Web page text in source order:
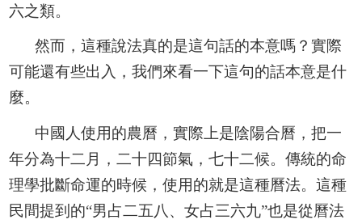
六之類。
然而，這種說法真的是這句話的本意嗎？實際
可能還有些出入，我們來看一下這句的話本意是什
麼。
中國人使用的農曆，實際上是陰陽合曆，把一
年分為十二月，二十四節氣，七十二候。傳統的命
理學批斷命運的時候，使用的就是這種曆法。這種
民間提到的“男占二五八、女占三六九”也是從曆法